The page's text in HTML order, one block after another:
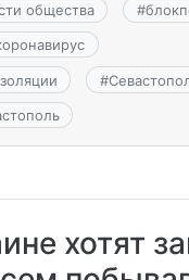
общества #
#
хотят